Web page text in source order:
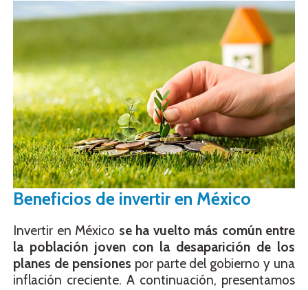
Beneficios de invertir en México
Invertir en México se ha vuelto más común entre
la población joven con la desaparición de los
planes de pensiones por parte del gobierno y una
inflación creciente. A continuación, presentamos